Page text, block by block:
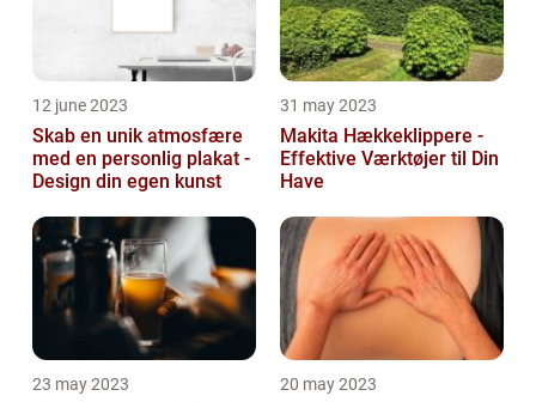
12 june 2023
Skab en unik atmosfære
med en personlig plakat -
Design din egen kunst
31 may 2023
Makita Hækkeklippere -
Effektive Værktøjer til Din
Have
23 may 2023 20 may 2023